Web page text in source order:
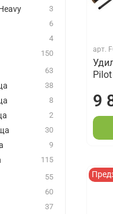
арт.
9
3
6
4
150
63
38
8
2
30
9
115
55
60
37